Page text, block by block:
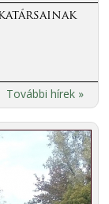
További hírek »